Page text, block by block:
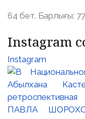
64 бет. Барлығы: 77
Instagram
Instagram